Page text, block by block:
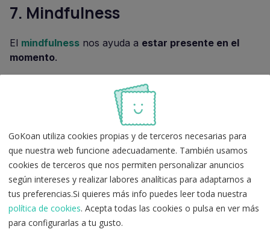
7. Mindfulness
El mindfulness nos ayuda a estar presente en el
momento.
Esto es muy útil cuando necesitamos que toda nuestra
en nuestro
Algunos ejercicios de mindfulness que te pueden
ayudar durante el examen son:
Comerte un caramelo, un chicle y focalizarte en el
sabor.
Sentir tus pies, aquella parte más alejada de tu
cabeza, incluso puedes moverlos un poquito.
Hacer cinco respiraciones conscientes.
GoKoan utiliza cookies propias y de terceros necesarias para
que nuestra web funcione adecuadamente. También usamos
cookies de terceros que nos permiten personalizar anuncios
según intereses y realizar labores analíticas para adaptarnos a
tus preferencias.Si quieres más info puedes leer toda nuestra
política de cookies. Acepta todas las cookies o pulsa en ver más
para configurarlas a tu gusto.